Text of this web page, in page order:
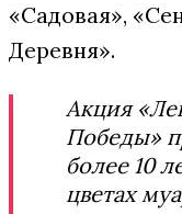
«Садовая»,
Деревня».
Акция
Победы»
более 10
цветах